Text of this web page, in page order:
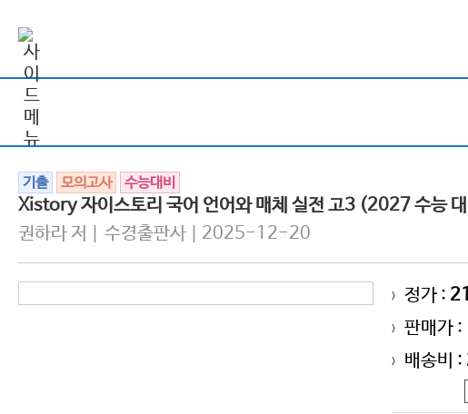
기출 모의고사 수능대비
Xistory 자이스토리 국어 언어와 매체 실전 고3 (2027 수능
권하라 저 | 수경출판사 | 2025-12-20
> 정가 :
> 판매가 :
> 배송비 :